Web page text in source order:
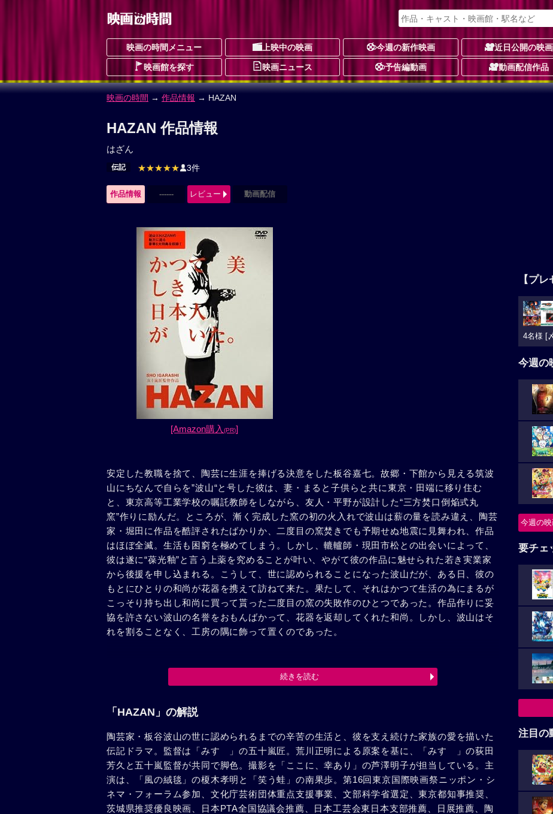
映画の時間メニュー 上映中の映画 今週の新作映画 近日公開の映画
映画館を探す 映画ニュース 予告編動画 動画配信作品
映画の時間 → 作品情報 → HAZAN
HAZAN 作品情報
はざん
伝記 ★★★★★ 3件
作品情報 ------ レビュー 動画配信
[Amazon購入(PR)]
安定した教職を捨て、陶芸に生涯を捧げる決意をした板谷嘉七。故郷・下館から見える筑波
山にちなんで自らを”波山“と号した彼は、妻・まると子供らと共に東京・田端に移り住む
と、東京高等工業学校の嘱託教師をしながら、友人・平野が設計した“三方焚口倒焔式丸
窯”作りに励んだ。ところが、漸く完成した窯の初の火入れで波山は薪の量を読み違え、陶芸
家・堀田に作品を酷評されたばかりか、二度目の窯焚きでも予期せぬ地震に見舞われ、作品
はほぼ全滅。生活も困窮を極めてしまう。しかし、轆轤師・現田市松との出会いによって、
彼は遂に“葆光釉”と言う上薬を究めることが叶い、やがて彼の作品に魅せられた若き実業家
から後援を申し込まれる。こうして、世に認められることになった波山だが、ある日、彼の
もとにひとりの和尚が花器を携えて訪ねて来た。果たして、それはかつて生活の為にまるが
こっそり持ち出し和尚に買って貰った二度目の窯の失敗作のひとつであった。作品作りに妥
協を許さない波山の名誉をおもんばかって、花器を返却してくれた和尚。しかし、波山はそ
れを割ることなく、工房の隅に飾って置くのであった。
続きを読む
「HAZAN」の解説
陶芸家・板谷波山の世に認められるまでの辛苦の生活と、彼を支え続けた家族の愛を描いた
伝記ドラマ。監督は「みすゞ」の五十嵐匠。荒川正明による原案を基に、「みすゞ」の荻田
芳久と五十嵐監督が共同で脚色。撮影を「ここに、幸あり」の芦澤明子が担当している。主
演は、「風の絨毯」の榎木孝明と「笑う蛙」の南果歩。第16回東京国際映画祭ニッポン・シ
ネマ・フォーラム参加、文化庁芸術団体重点支援事業、文部科学省選定、東京都知事推奨、
茨城県推奨優良映画、日本PTA全国協議会推薦、日本工芸会東日本支部推薦、日展推薦、陶
【プ
4名様 [
今週の
今週の
要チェ
注目の